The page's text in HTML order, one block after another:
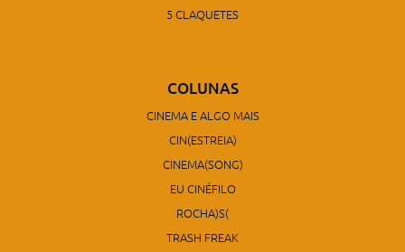
5 CLAQUETES
COLUNAS
CINEMA E ALGO MAIS
CIN(ESTREIA)
CINEMA(SONG)
EU CINÉFILO
ROCHA)S(
TRASH FREAK